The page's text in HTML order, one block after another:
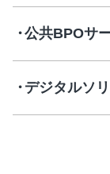
公共BPOサ
デジタルソ